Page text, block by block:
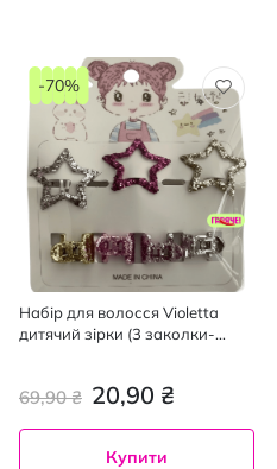
Набір для волосся Violetta
дитячий зірки (3 заколки-
20,90 ₴
69,90 ₴
-70%
Купити